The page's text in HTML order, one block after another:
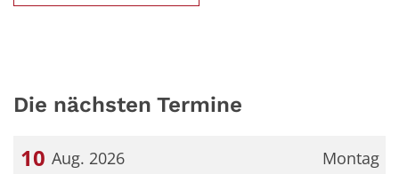
Die nächsten Termine
Montag
10 Aug. 2026